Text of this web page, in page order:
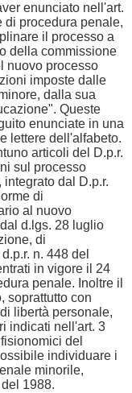
enunciato nell'art.
di procedura penale,
il processo a
della commissione
nuovo processo
imposte dalle
dalla sua
Queste
enunciate in una
lettere dell'alfabeto.
articoli del D.p.r.
sul processo
dal D.p.r.
di
al nuovo
d.lgs. 28 luglio
di
n. 448 del
in vigore il 24
penale. Inoltre il
soprattutto con
libertà personale,
indicati nell'art. 3
del
individuare i
minorile,
1988.